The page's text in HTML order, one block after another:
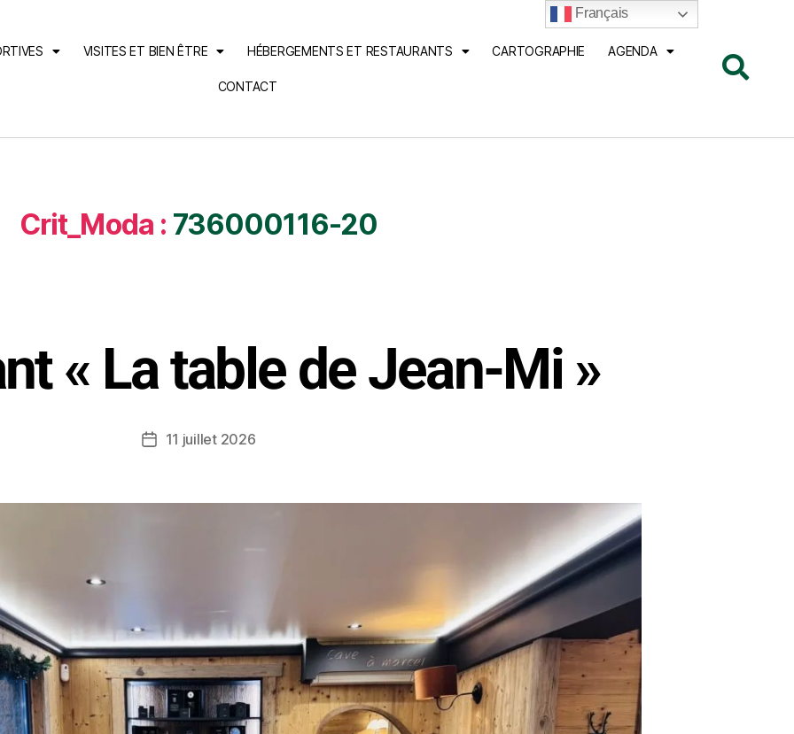
VISITES ET BIEN ÊTRE HÉBERGEMENTS ET RESTAURANTS CARTOGRAPHIE AGENDA
CONTACT
Crit_Moda : 736000116-20
« La table de Jean-Mi »
11 juillet 2026
Français